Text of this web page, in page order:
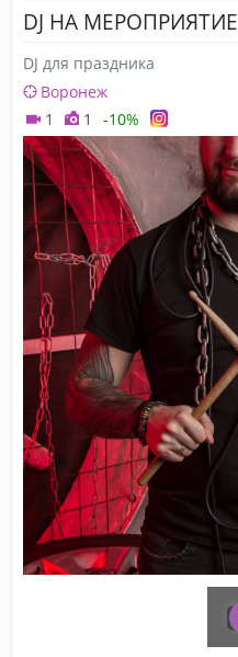
DJ НА МЕРОПРИЯТИЕ
DJ для праздника
Воронеж
1
1 -10%